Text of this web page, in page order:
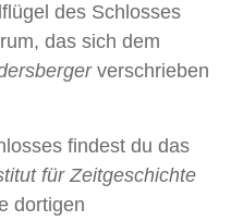
des Schlosses
das sich dem
verschrieben
findest du das
für Zeitgeschichte
dortigen